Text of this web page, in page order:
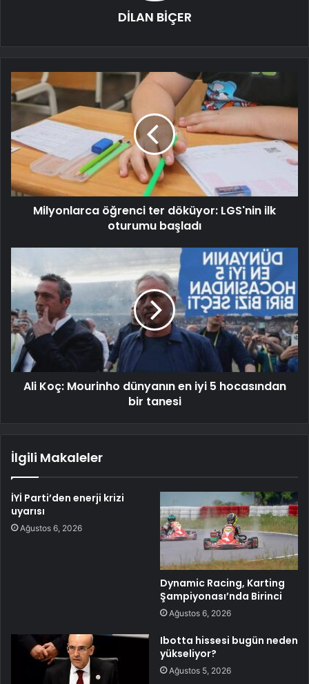
DİLAN BİÇER
Milyonlarca öğrenci ter döküyor: LGS'nin ilk
oturumu başladı
Ali Koç: Mourinho dünyanın en iyi 5 hocasından
bir tanesi
İlgili Makaleler
İYİ Parti’den enerji krizi
uyarısı
Ağustos 6, 2026
Dynamic Racing, Karting
Şampiyonası’nda Birinci
Ağustos 6, 2026
Ibotta hissesi bugün neden
yükseliyor?
Ağustos 5, 2026